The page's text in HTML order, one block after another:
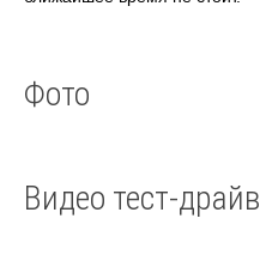
Фото
Видео тест-драйв